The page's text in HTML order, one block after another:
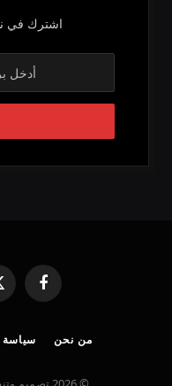
اشترك في
فيسبوك
من نحن سياسة